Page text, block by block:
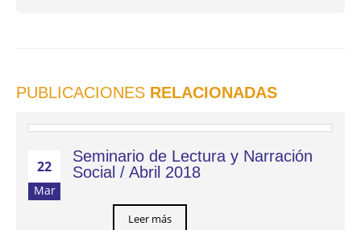
PUBLICACIONES RELACIONADAS
22
Mar
Seminario de Lectura y Narración
Social / Abril 2018
Leer más